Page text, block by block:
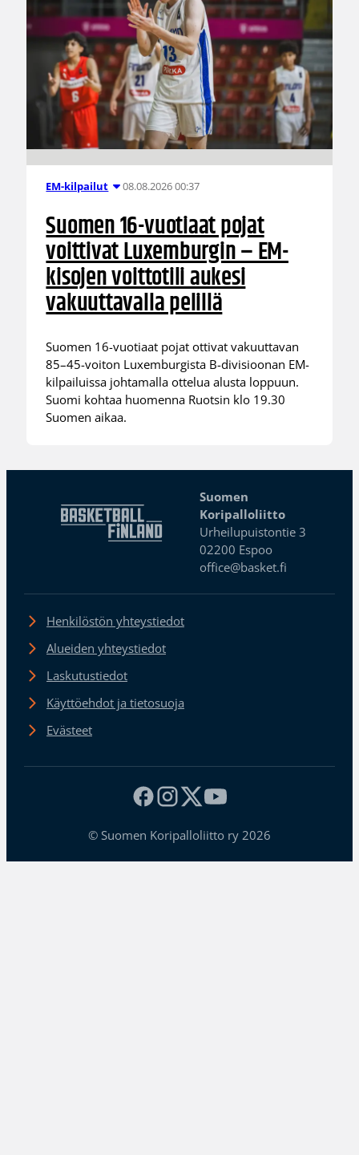
EM-kilpailut 08.08.2026 00:37
Suomen 16-vuotiaat pojat
voittivat Luxemburgin – EM-
kisojen voittotili aukesi
vakuuttavalla pelillä
Suomen 16-vuotiaat pojat ottivat vakuuttavan
85–45-voiton Luxemburgista B-divisioonan EM-
kilpailuissa johtamalla ottelua alusta loppuun.
Suomi kohtaa huomenna Ruotsin klo 19.30
Suomen aikaa.
Suomen
Koripalloliitto
Urheilupuistontie 3
02200 Espoo
office@basket.fi
Henkilöstön yhteystiedot
Alueiden yhteystiedot
Laskutustiedot
Käyttöehdot ja tietosuoja
Evästeet
© Suomen Koripalloliitto ry 2026